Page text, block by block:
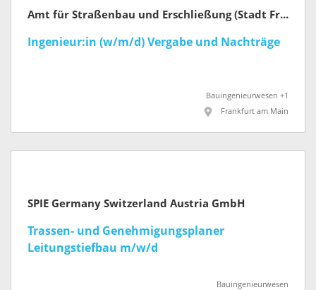
Amt für Straßenbau und Erschließung (Stadt Frankfurt am Main)
Ingenieur:in (w/m/d) Vergabe und Nachträge
Bauingenieurwesen +1
Frankfurt am Main
SPIE Germany Switzerland Austria GmbH
Trassen- und Genehmigungsplaner
Leitungstiefbau m/w/d
Bauingenieurwesen